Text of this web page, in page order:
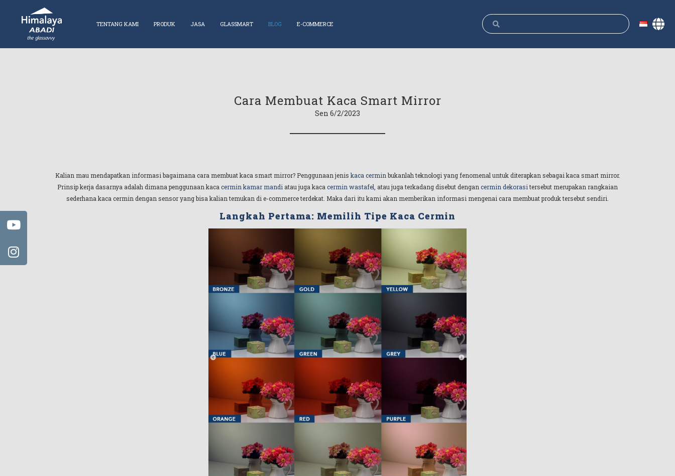
TENTANG KAMI PRODUK JASA GLASSMART BLOG E-COMMERCE
Cara Membuat Kaca Smart Mirror
Sen 6/2/2023
Kalian mau mendapatkan informasi bagaimana cara membuat kaca smart mirror? Penggunaan jenis kaca cermin bukanlah teknologi yang fenomenal untuk diterapkan sebagai kaca smart mirror.
Prinsip kerja dasarnya adalah dimana penggunaan kaca cermin kamar mandi atau juga kaca cermin wastafel , atau juga terkadang disebut dengan cermin dekorasitersebut merupakan rangkaian
sederhana kaca cermin dengan sensor yang bisa kalian temukan di e-commerce terdekat. Maka dari itu kami akan memberikan informasi mengenai cara membuat produk tersebut sendiri.
Langkah Pertama: Memilih Tipe Kaca Cermin